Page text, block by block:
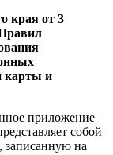
края от 3
карты и
приложение
собой
записанную на